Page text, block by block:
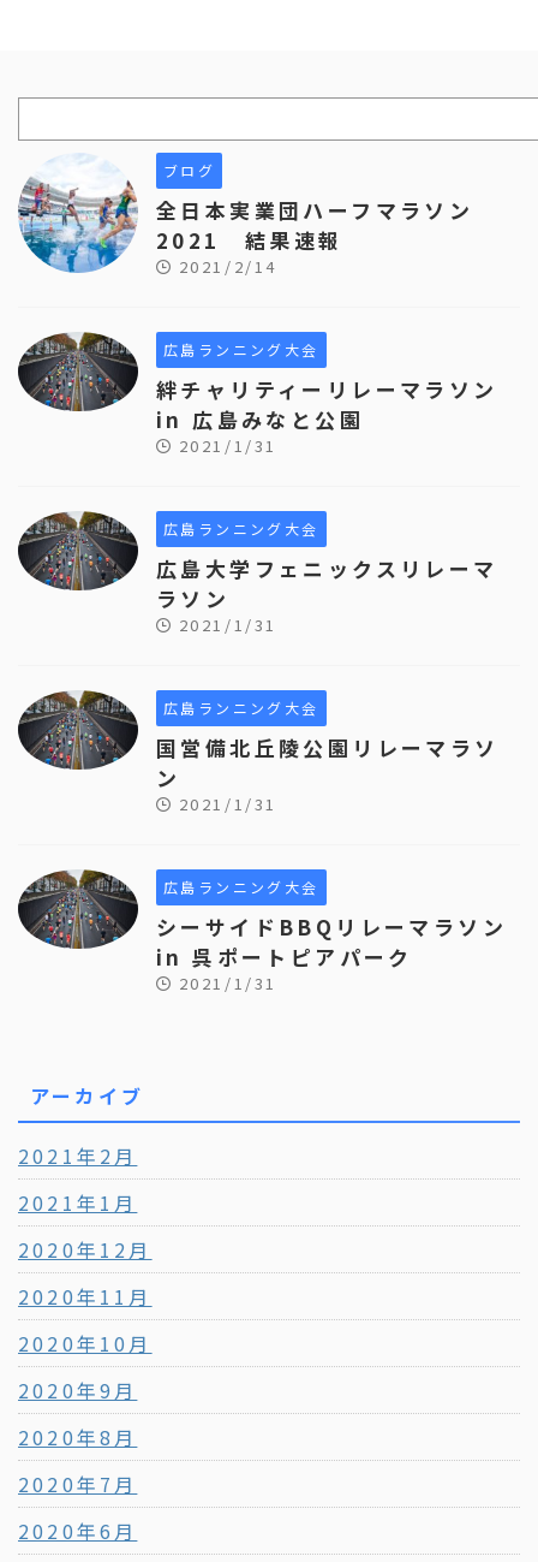
ブログ
全日本実業団ハーフマラソン
2021 結果速報
2021/2/14
広島ランニング大会
絆チャリティーリレーマラソン
in 広島みなと公園
2021/1/31
広島ランニング大会
広島大学フェニックスリレーマ
ラソン
2021/1/31
広島ランニング大会
国営備北丘陵公園リレーマラソ
ン
2021/1/31
広島ランニング大会
シーサイドBBQリレーマラソン
in 呉ポートピアパーク
2021/1/31
アーカイブ
2021年2月
2021年1月
2020年12月
2020年11月
2020年10月
2020年9月
2020年8月
2020年7月
2020年6月